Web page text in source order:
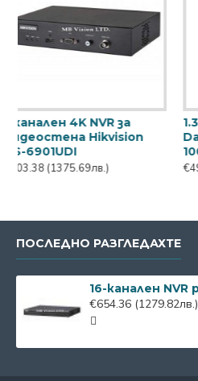
1.3 MP PTZ IP камера
Dahua SD59120S-HN, 20х,
100m IR
€499.43(976.80лв.)
ПОСЛЕДНО РАЗГЛЕДАХТЕ
€654.36 (1279.82лв.)